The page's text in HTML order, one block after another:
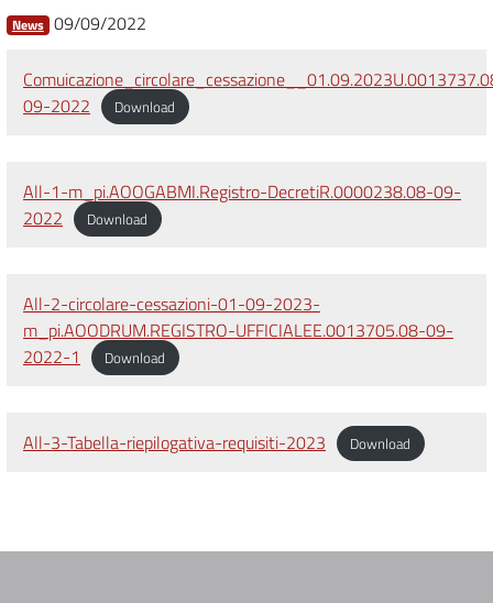
News 09/09/2022
09-2022
Download
All-1-m_pi.AOOGABMI.Registro-DecretiR.0000238.08-09-
2022
Download
All-2-circolare-cessazioni-01-09-2023-
m_pi.AOODRUM.REGISTRO-UFFICIALEE.0013705.08-09-
2022-1
Download
All-3-Tabella-riepilogativa-requisiti-2023 Download